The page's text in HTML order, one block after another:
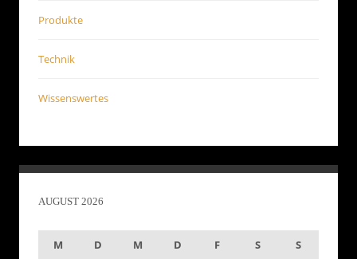
Produkte
Technik
Wissenswertes
AUGUST 2026
M D M D F S
S